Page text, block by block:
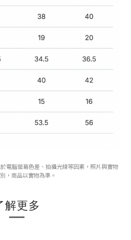
電腦螢幕色差、拍攝光線等因素，照片與實物
，商品以實物為準。
解更多